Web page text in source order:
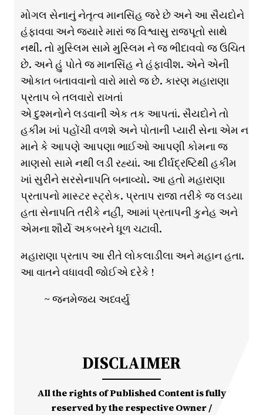
મોગલ સેનાનું નેતૃત્વ માનસિંહ જરે છે અને આ સૈયદોને
હંફાવવા અને જ્યારે મારાં જ વિશ્વાસુ રાજપૂતો સાથે
નથી. તો મુસ્લિમ સામે મુસ્લિમ ને જ ભીદાવવો જ ઉચિત
છે. અને હું પોતે જ માનસિંહ ને હંફાવીશ. એને એની
ઓકાત બતાવવાનો વારો મારો જ છે. કારણ મહારાણા
પ્રતાપ બે તલવારો રાખતાં
એ દુશ્મનોને લડવાની એક તક આપતાં. સૈયદોને તો
હકીમ ખાં પહોંચી વળશે અને પોતાની પ્યારી સેના એમ ન
માને કે આપણે આપણા ભાઈઓ આપણી કોમના જ
માણસો સામે નથી લડી રહ્યાં. આ દીર્ઘદ્રષ્ટિથી હકીમ
ખાં સુરીને સરસેનાપતિ બનાવ્યો. આ હતો મહારાણા
પ્રતાપનો માસ્ટર સ્ટ્રોક. પ્રતાપ રાજા તરીકે જ લડયા
હતા સેનાપતિ તરીકે નહીં, આમાં પ્રતાપની કુનેહ અને
એમના શૌર્યે અકબરને ધૂળ ચટાવી.
મહારાણા પ્રતાપ આ રીતે લોકલાડીલા અને મહાન હતા.
આ વાતને વધાવવી જોઈએ દરેકે !
~ જનમેજય અધ્વર્યુ
DISCLAIMER
All the rights of Published Content is fully
reserved by the respective Owner /